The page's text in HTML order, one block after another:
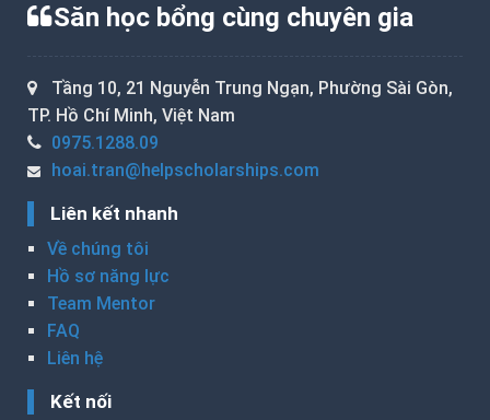
Săn học bổng cùng chuyên gia
Tầng 10, 21 Nguyễn Trung Ngạn, Phường Sài Gòn,
TP. Hồ Chí Minh, Việt Nam
0975.1288.09
hoai.tran@helpscholarships.com
Liên kết nhanh
Về chúng tôi
Hồ sơ năng lực
Team Mentor
FAQ
Liên hệ
Kết nối